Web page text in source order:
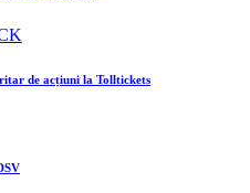
de acțiuni la Tolltickets